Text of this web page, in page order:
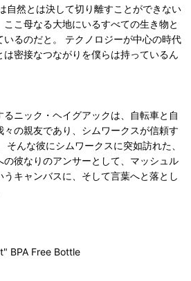
自然とは決して切り離すことができない
こ母なる大地にいるすべての生き物と
いるのだと。 テクノロジーが中心の時代
密接なつながりを僕らは持っているん
ニック・ヘイグアックは、自転車と自
の親友であり、シムワークスが信頼す
そんな彼にシムワークスに突如訪れた、
の彼なりのアンサーとして、マッシュル
キャンバスに、そして言葉へと落とし
BPA Free Bottle